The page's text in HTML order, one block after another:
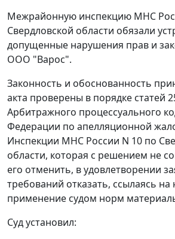
Межрайонную инспекцию МНС
Свердловской области обязали
допущенные нарушения прав и
ООО "Варос".
Законность и обоснованность
акта проверены в порядке статей
Арбитражного процессуального
Федерации по апелляционной
Инспекции МНС России N 10 по
области, которая с решением не
его отменить, в удовлетворении
требований отказать, ссылаясь
применение судом норм
Суд установил: